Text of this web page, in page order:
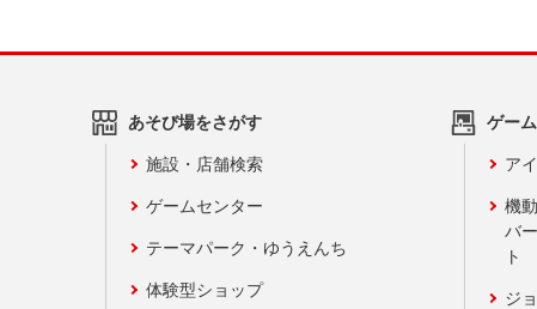
あそび場をさがす
施設・店舗検索
ゲームセンター
テーマパーク・ゆうえんち
体験型ショップ
ゲー
ア
機
バ
ト
ジ